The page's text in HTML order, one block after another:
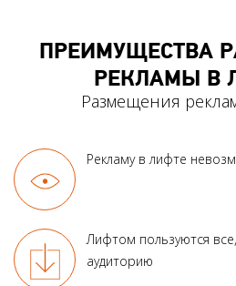
ПРЕИМУЩЕСТВА
РЕКЛАМЫ В
Размещения
Рекламу в лифте
Лифтом пользуются
аудиторию